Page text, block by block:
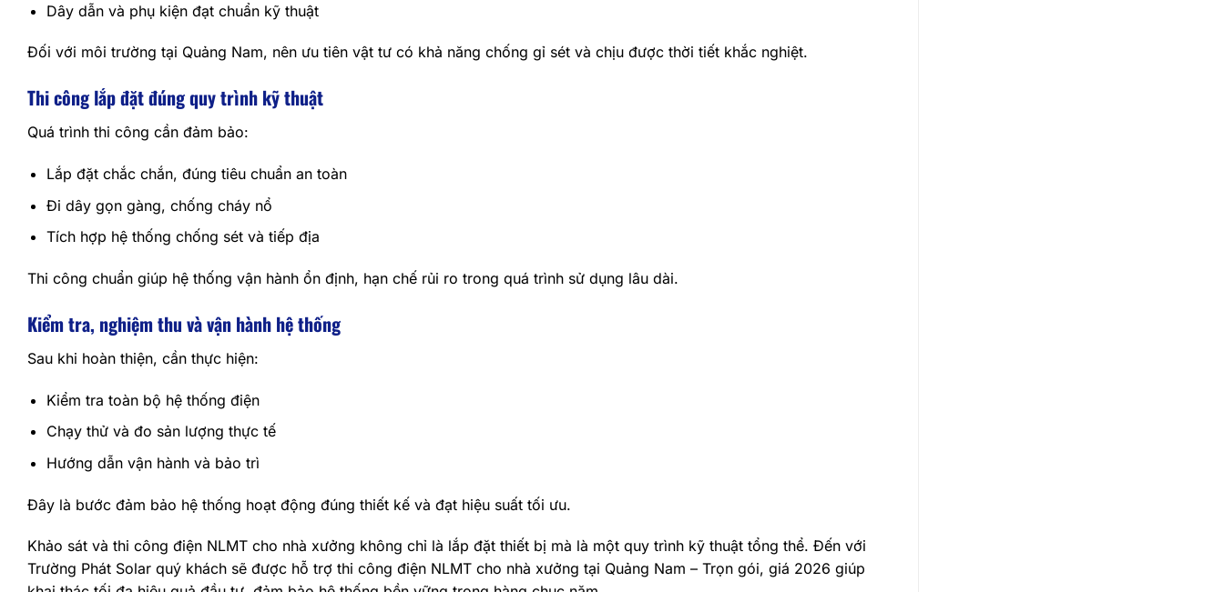
Dây dẫn và phụ kiện đạt chuẩn kỹ thuật
Đối với môi trường tại Quảng Nam, nên ưu tiên vật tư có khả năng chống gỉ sét và chịu được thời tiết khắc nghiệt.
Thi công lắp đặt đúng quy trình kỹ thuật
Quá trình thi công cần đảm bảo:
Lắp đặt chắc chắn, đúng tiêu chuẩn an toàn
Đi dây gọn gàng, chống cháy nổ
Tích hợp hệ thống chống sét và tiếp địa
Thi công chuẩn giúp hệ thống vận hành ổn định, hạn chế rủi ro trong quá trình sử dụng lâu dài.
Kiểm tra, nghiệm thu và vận hành hệ thống
Sau khi hoàn thiện, cần thực hiện:
Kiểm tra toàn bộ hệ thống điện
Chạy thử và đo sản lượng thực tế
Hướng dẫn vận hành và bảo trì
Đây là bước đảm bảo hệ thống hoạt động đúng thiết kế và đạt hiệu suất tối ưu.
Khảo sát và thi công điện NLMT cho nhà xưởng không chỉ là lắp đặt thiết bị mà là một quy trình kỹ thuật tổng thể. Đến với
Trường Phát Solar quý khách sẽ được hỗ trợ thi công điện NLMT cho nhà xưởng tại Quảng Nam – Trọn gói, giá 2026 giúp